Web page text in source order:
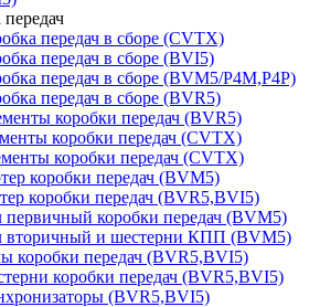
передач в сборе (CVTX)
передач в сборе (BVI5)
передач в сборе (BVM5/P4M,P4P)
передач в сборе (BVR5)
коробки передач (BVR5)
коробки передач (CVTX)
коробки передач (CVTX)
коробки передач (BVM5)
коробки передач (BVR5,BVI5)
первичный коробки передач (BVM5)
вторичный и шестерни КПП (BVM5)
коробки передач (BVR5,BVI5)
коробки передач (BVR5,BVI5)
(BVR5,BVI5)